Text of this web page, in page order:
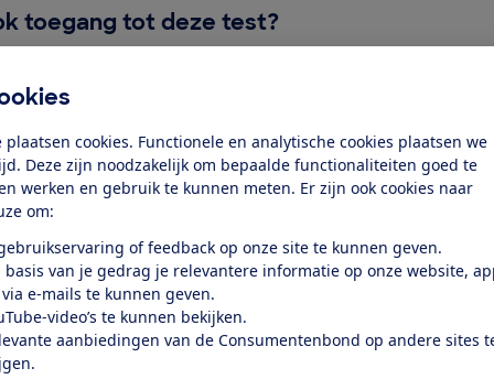
plaatsen cookies. Functionele en analytische cookies plaatsen we
Deze zijn noodzakelijk om bepaalde functionaliteiten goed te
werken en gebruik te kunnen meten. Er zijn ook cookies naar
om:
of feedback op onze site te kunnen geven.
basis van je gedrag je relevantere informatie op onze website,
e-mails te kunnen geven.
video’s te kunnen bekijken.
aanbiedingen van de Consumentenbond op andere sites
toegang tot deze test?
Al lid? Log in